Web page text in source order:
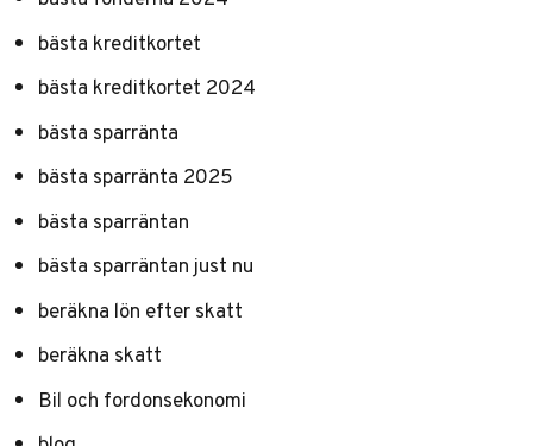
bästa kreditkortet
bästa kreditkortet 2024
bästa sparränta
bästa sparränta 2025
bästa sparräntan
bästa sparräntan just nu
beräkna lön efter skatt
beräkna skatt
Bil och fordonsekonomi